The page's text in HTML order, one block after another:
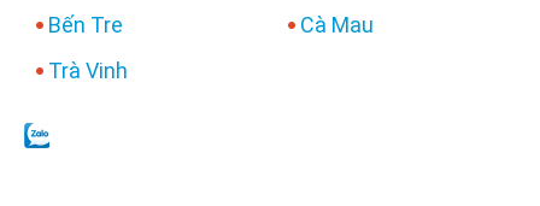
Bến Tre
Trà Vinh
Cà Mau